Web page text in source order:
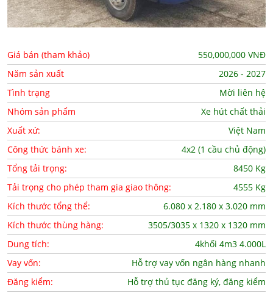
Giá bán (tham khảo) 550,000,000 VNĐ
Năm sản xuất
2026 - 2027
Tình trạng
Mời liên hệ
Nhóm sản phẩm
Xe hút chất thải
Xuất xứ:
Việt Nam
Công thức bánh xe:
4x2 (1 cầu chủ động)
Tổng tải trọng:
8450 Kg
Tải trọng cho phép tham gia giao thông:
4555 Kg
Kích thước tổng thể:
6.080 x 2.180 x 3.020 mm
Kích thước thùng hàng:
3505/3035 x 1320 x 1320 mm
Dung tích:
4khối 4m3 4.000L
Vay vốn:
Hỗ trợ vay vốn ngân hàng nhanh
Đăng kiểm:
Hỗ trợ thủ tục đăng ký, đăng kiểm